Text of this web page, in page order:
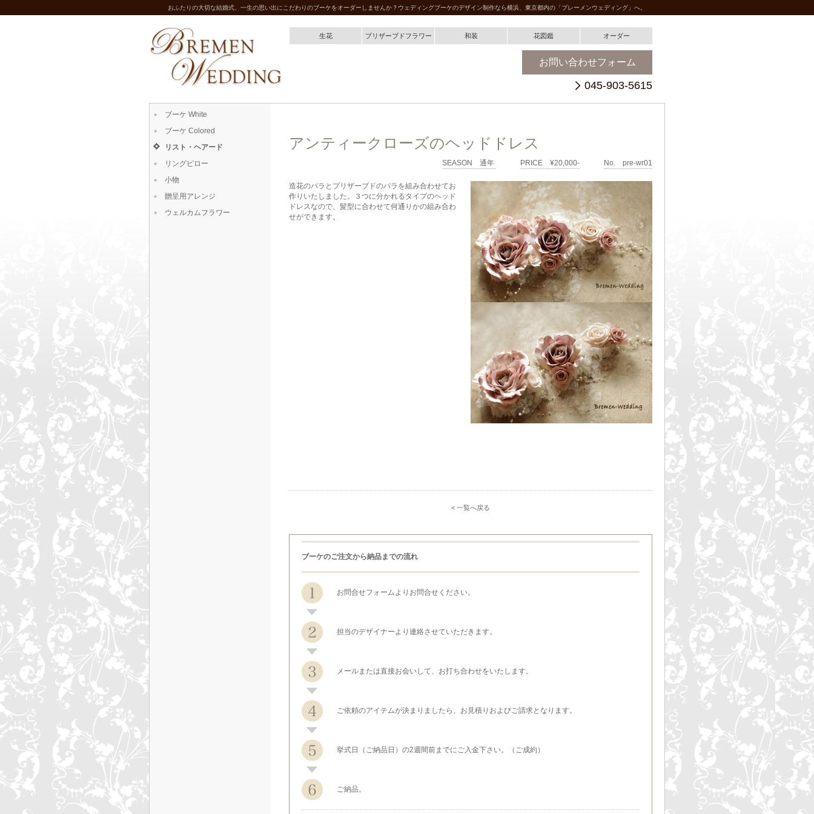
おふたりの大切な結婚式、一生の思い出にこだわりのブーケをオーダーしませんか？ウェディングブーケのデザイン制作なら横浜、東京都内の「ブレーメンウェディング」へ。
ブーケ White
ブーケ Colored
リスト・ヘアード
リングピロー
小物
贈呈用アレンジ
ウェルカムフラワー
アンティークローズのヘッドドレス
SEASON 通年 PRICE ¥20,000- No. pre-wr01
造花のバラとプリザーブドのバラを組み合わせてお
作りいたしました。３つに分かれるタイプのヘッド
ドレスなので、髪型に合わせて何通りかの組み合わ
せができます。
< 一覧へ戻る
ブーケのご注文から納品までの流れ
お問合せフォームよりお問合せください。
担当のデザイナーより連絡させていただきます。
メールまたは直接お会いして、お打ち合わせをいたします。
ご依頼のアイテムが決まりましたら、お見積りおよびご請求となります。
挙式日（ご納品日）の2週間前までにご入金下さい。（ご成約）
ご納品。
お問い合わせフォーム
045-903-5615
生花 プリザーブドフラワー 和装 花図鑑 オーダー